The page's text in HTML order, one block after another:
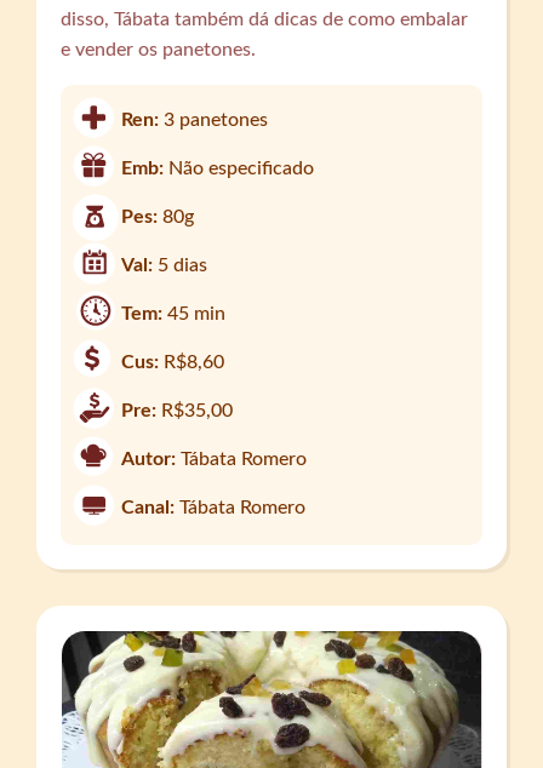
disso, Tábata também dá dicas de como embalar
e vender os panetones.
Ren:3 panetones
Emb: Não especificado
Pes:80g
Val: 5 dias
Tem:45 min
Cus: R$8,60
Pre: R$35,00
Autor: Tábata Romero
Canal: Tábata Romero